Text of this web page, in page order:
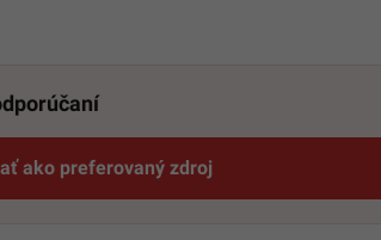
ako preferovaný zdroj
Startitup, odkaz sa otvorí v novom